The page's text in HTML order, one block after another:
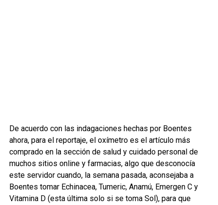
De acuerdo con las indagaciones hechas por Boentes
ahora, para el reportaje, el oxímetro es el artículo más
comprado en la sección de salud y cuidado personal de
muchos sitios online y farmacias, algo que desconocía
este servidor cuando, la semana pasada, aconsejaba a
Boentes tomar Echinacea, Tumeric, Anamú, Emergen C y
Vitamina D (esta última solo si se toma Sol), para que